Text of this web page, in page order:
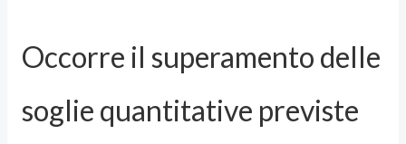
Occorre il superamento delle
soglie quantitative previste